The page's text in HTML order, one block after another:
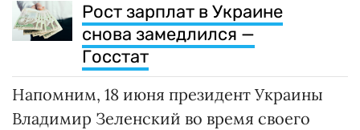
Рост зарплат в Украине
снова замедлился —
Госстат
Напомним, 18 июня президент Украины
Владимир Зеленский во время своего